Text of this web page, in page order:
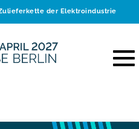
der Elektroindustrie